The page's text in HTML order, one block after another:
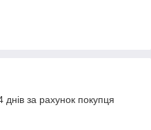
за рахунок покупця